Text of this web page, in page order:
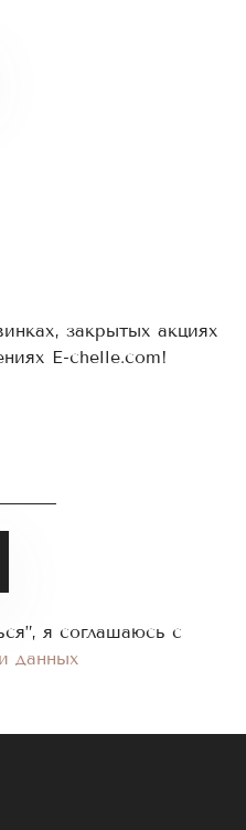
закрытых акциях
E-chelle.com!
я соглашаюсь с
данных